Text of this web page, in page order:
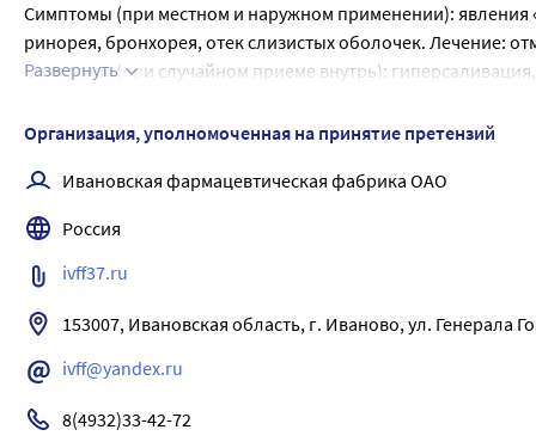
Симптомы (при местном и наружном применении): явления
ринорея, бронхорея, отек слизистых оболочек. Лечение:
Симптомы (при случайном приеме внутрь):
Лечение: промывание желудка сначала 1 % раствором
немедленно прекратить применение препарата и
Развернуть
Организация, уполномоченная на принятие претензий
Ивановская фармацевтическая фабрика ОАО
Россия
ivff37.ru
ivff@yandex.ru
8(4932)33-42-72